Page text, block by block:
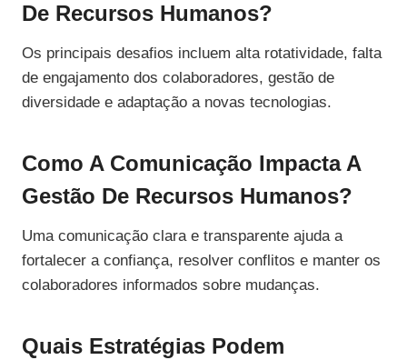
De Recursos Humanos?
Os principais desafios incluem alta rotatividade, falta
de engajamento dos colaboradores, gestão de
diversidade e adaptação a novas tecnologias.
Como A Comunicação Impacta A
Gestão De Recursos Humanos?
Uma comunicação clara e transparente ajuda a
fortalecer a confiança, resolver conflitos e manter os
colaboradores informados sobre mudanças.
Quais Estratégias Podem